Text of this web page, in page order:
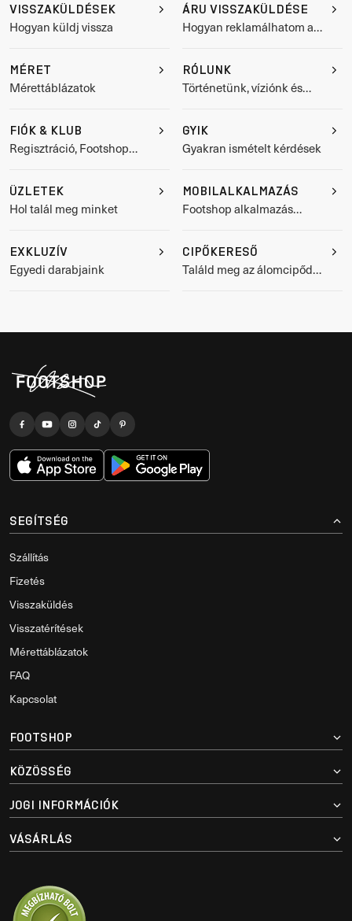
VISSZAKÜLDÉSEK
Hogyan küldj vissza
ÁRU VISSZAKÜLDÉSE
Hogyan reklamálhatom a
MÉRET
Mérettáblázatok
RÓLUNK
Történetünk, víziónk és
FIÓK & KLUB
Regisztráció, Footshop
GYIK
Gyakran ismételt kérdések
ÜZLETEK
Hol talál meg minket
MOBILALKALMAZÁS
Footshop alkalmazás
EXKLUZÍV
Egyedi darabjaink
CIPŐKERESŐ
Találd meg az álomcipődet
SEGÍTSÉG
Szállítás
Fizetés
Visszaküldés
Visszatérítések
Mérettáblázatok
FAQ
Kapcsolat
FOOTSHOP
KÖZÖSSÉG
JOGI INFORMÁCIÓK
VÁSÁRLÁS